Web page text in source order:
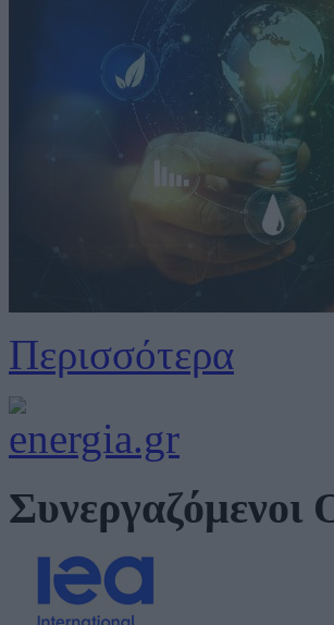
Περισσότερα
Συνεργαζόμενοι